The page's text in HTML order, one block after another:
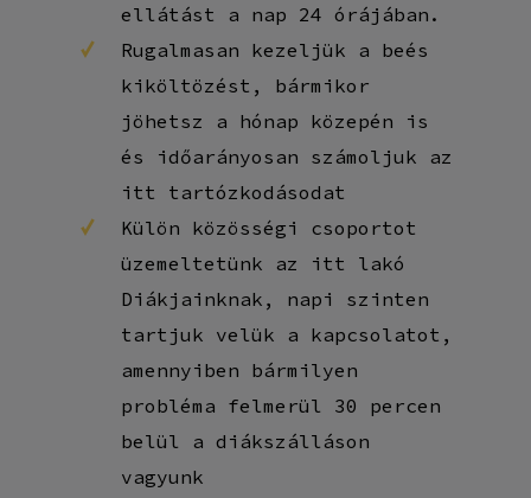
ellátást a nap 24 órájában.
Rugalmasan kezeljük a beés
kiköltözést, bármikor
jöhetsz a hónap közepén is
és időarányosan számoljuk az
itt tartózkodásodat
Külön közösségi csoportot
üzemeltetünk az itt lakó
Diákjainknak, napi szinten
tartjuk velük a kapcsolatot,
amennyiben bármilyen
probléma felmerül 30 percen
belül a diákszálláson
vagyunk